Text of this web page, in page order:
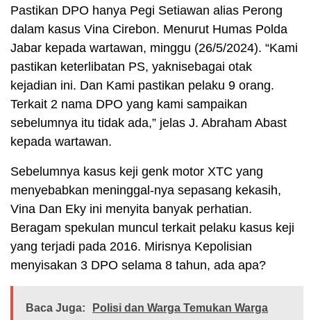
Pastikan DPO hanya Pegi Setiawan alias Perong
dalam kasus Vina Cirebon. Menurut Humas Polda
Jabar kepada wartawan, minggu (26/5/2024). “Kami
pastikan keterlibatan PS, yaknisebagai otak
kejadian ini. Dan Kami pastikan pelaku 9 orang.
Terkait 2 nama DPO yang kami sampaikan
sebelumnya itu tidak ada,” jelas J. Abraham Abast
kepada wartawan.
Sebelumnya kasus keji genk motor XTC yang
menyebabkan meninggal-nya sepasang kekasih,
Vina Dan Eky ini menyita banyak perhatian.
Beragam spekulan muncul terkait pelaku kasus keji
yang terjadi pada 2016. Mirisnya Kepolisian
menyisakan 3 DPO selama 8 tahun, ada apa?
Baca Juga:
Polisi dan Warga Temukan Warga